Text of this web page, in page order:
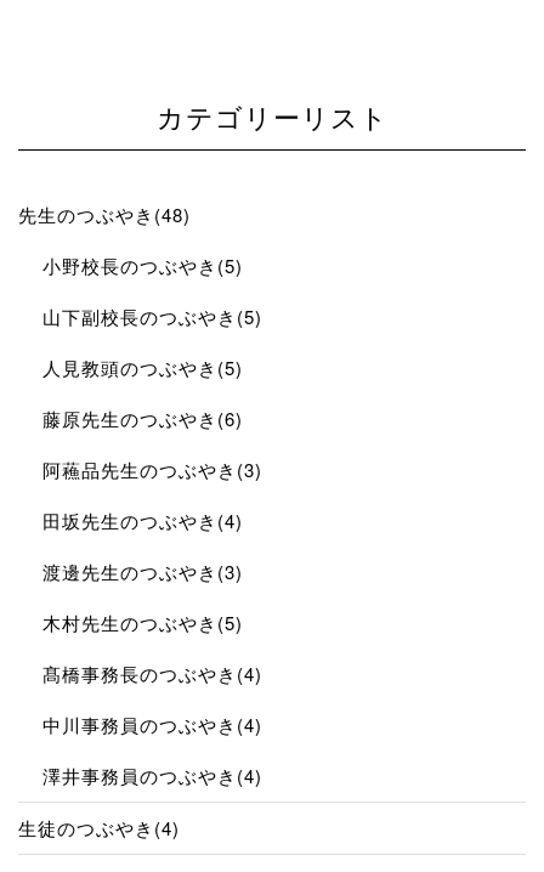
カテゴリーリスト
先生のつぶやき(48)
小野校長のつぶやき(5)
山下副校長のつぶやき(5)
人見教頭のつぶやき(5)
藤原先生のつぶやき(6)
阿蘓品先生のつぶやき(3)
田坂先生のつぶやき(4)
渡邊先生のつぶやき(3)
木村先生のつぶやき(5)
髙橋事務長のつぶやき(4)
中川事務員のつぶやき(4)
澤井事務員のつぶやき(4)
生徒のつぶやき(4)